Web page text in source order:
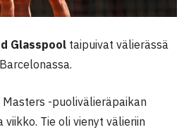
Glasspool taipuivat välierässä
-puolivälieräpaikan
Tie oli vienyt välieriin